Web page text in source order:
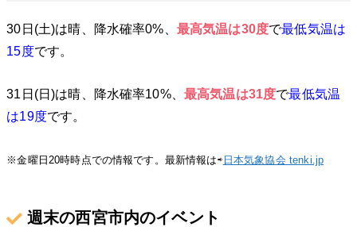
30日(土)は晴、降水確率0%、 最高気温は30度で最低気温は
15度です。
31日(日)は晴、降水確率10%、 最高気温は31度で最低気温
は19度です。
※金曜日20時時点での情報です。最新情報は⇨ 日本気象協会 tenki.jp
週末の西宮市内のイベント